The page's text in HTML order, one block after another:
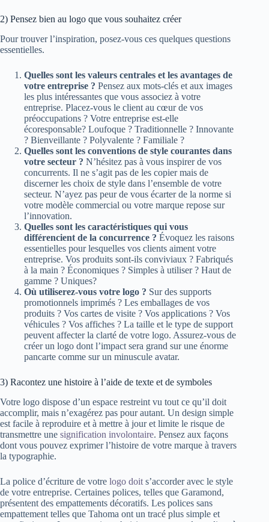
2) Pensez bien au logo que vous souhaitez créer
Pour trouver l’inspiration, posez-vous ces quelques questions
essentielles.
Quelles sont les valeurs centrales et les avantages de
votre entreprise ? Pensez aux mots-clés et aux images
les plus intéressantes que vous associez à votre
entreprise. Placez-vous le client au cœur de vos
préoccupations ? Votre entreprise est-elle
écoresponsable? Loufoque ? Traditionnelle ? Innovante
? Bienveillante ? Polyvalente ? Familiale ?
Quelles sont les conventions de style courantes dans
votre secteur ? N’hésitez pas à vous inspirer de vos
concurrents. Il ne s’agit pas de les copier mais de
discerner les choix de style dans l’ensemble de votre
secteur. N’ayez pas peur de vous écarter de la norme si
votre modèle commercial ou votre marque repose sur
l’innovation.
Quelles sont les caractéristiques qui vous
différencient de la concurrence ? Évoquez les raisons
essentielles pour lesquelles vos clients aiment votre
entreprise. Vos produits sont-ils conviviaux ? Fabriqués
à la main ? Économiques ? Simples à utiliser ? Haut de
gamme ? Uniques?
Où utiliserez-vous votre logo ? Sur des supports
promotionnels imprimés ? Les emballages de vos
produits ? Vos cartes de visite ? Vos applications ? Vos
véhicules ? Vos affiches ? La taille et le type de support
peuvent affecter la clarté de votre logo. Assurez-vous de
créer un logo dont l’impact sera grand sur une énorme
pancarte comme sur un minuscule avatar.
3) Racontez une histoire à l’aide de texte et de symboles
Votre logo dispose d’un espace restreint vu tout ce qu’il doit
accomplir, mais n’exagérez pas pour autant. Un design simple
est facile à reproduire et à mettre à jour et limite le risque de
transmettre une signification involontaire. Pensez aux façons
dont vous pouvez exprimer l’histoire de votre marque à travers
la typographie.
La police d’écriture de votre logo doit s’accorder avec le style
de votre entreprise. Certaines polices, telles que Garamond,
présentent des empattements décoratifs. Les polices sans
empattement telles que Tahoma ont un tracé plus simple et